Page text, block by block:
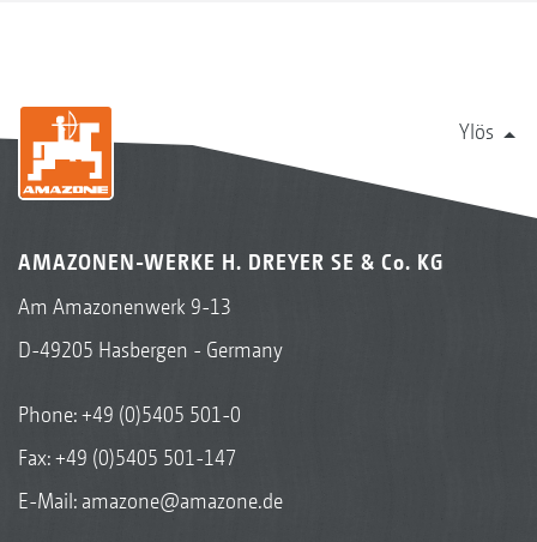
Ylös
AMAZONEN-WERKE H. DREYER SE & Co. KG
Am Amazonenwerk 9-13
D-49205 Hasbergen - Germany
Phone:+49 (0)5405 501-0
Fax: +49 (0)5405 501-147
E-Mail: amazone@amazone.de